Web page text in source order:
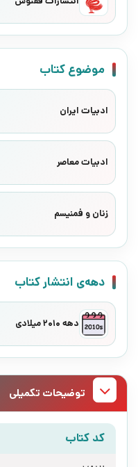
موضوع کتاب
ادبیات ایران
ادبیات معاصر
زنان و فمنیسم
دهه‌ی انتشار کتاب
دهه 2010 میلادی
توضیحات تکمیلی
کد کتاب